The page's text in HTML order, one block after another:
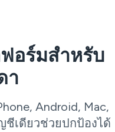
อร์มสำหรับ
า
Android, Mac,
ชีเดียวช่วยปกป้องได้